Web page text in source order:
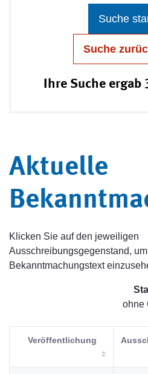
Suche
Suche
Ihre Suche
Aktuelle
Klicken Sie auf den jeweiligen
Ausschreibungsgegenstand,
Bekanntmachungstext
ohne
Veröffentlichung